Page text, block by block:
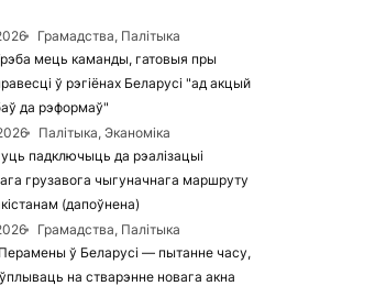
Грамадства, Палітыка
мець каманды, гатовыя пры
ў рэгіёнах Беларусі "ад акцый
да рэформаў"
Палітыка, Эканоміка
падключыць да рэалізацыі
грузавога чыгуначнага маршруту
(дапоўнена)
Грамадства, Палітыка
ў Беларусі — пытанне часу,
на стварэнне новага акна